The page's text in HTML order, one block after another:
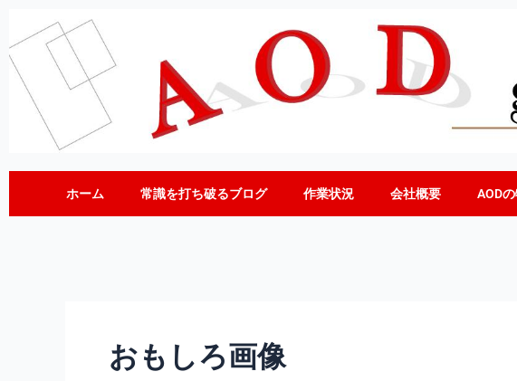
を
ホーム 常識を打ち破るブログ 作業状況 会社概要 AOD
おもしろ画像